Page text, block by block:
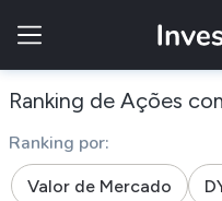
Ranking de Ações
Ranking por:
Valor de Mercado